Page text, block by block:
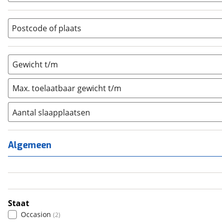
Vouwwagen (0)
Postcode of plaats
Gewicht t/m
Max. toelaatbaar gewicht t/m
Aantal slaapplaatsen
1 (0)
2 (0)
3 (1)
Algemeen
Staat
Occasion (2)